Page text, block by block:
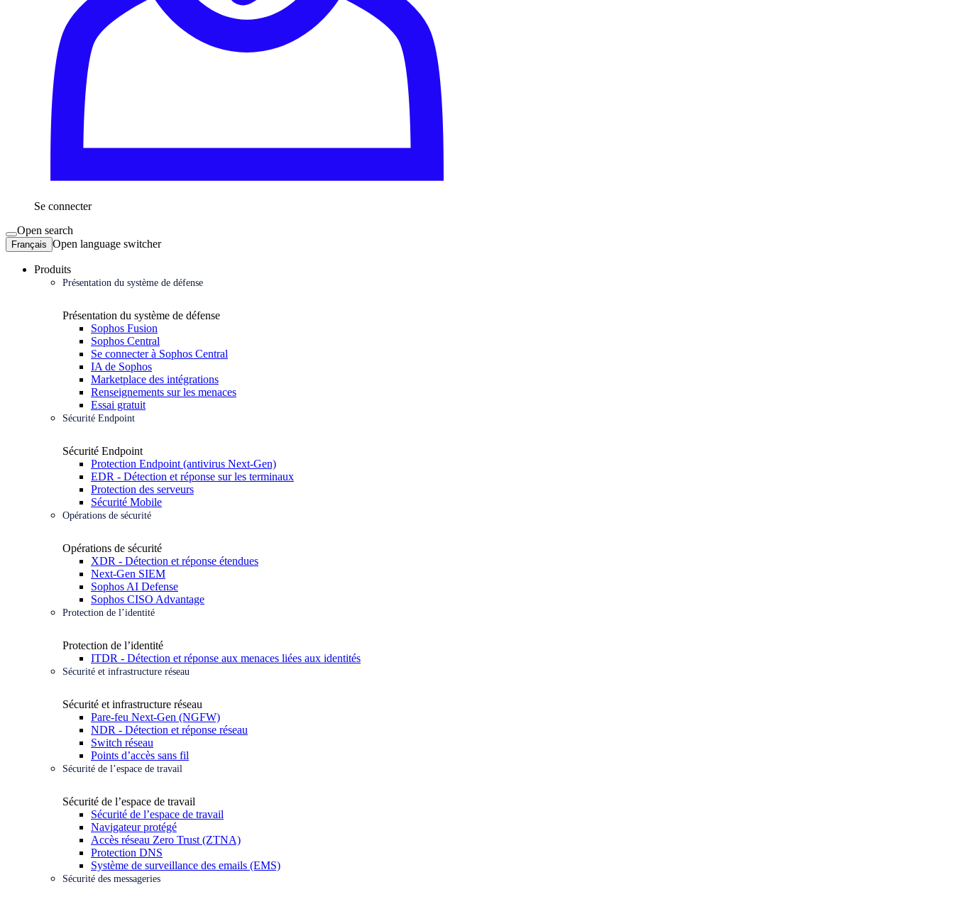
Se connecter
Open search
Français Open language switcher
Produits
Présentation du système de défense
Présentation du système de défense
Sophos Fusion
Sophos Central
Se connecter à Sophos Central
IA de Sophos
Marketplace des intégrations
Renseignements sur les menaces
Essai gratuit
Sécurité Endpoint
Sécurité Endpoint
Protection Endpoint (antivirus Next-Gen)
EDR - Détection et réponse sur les terminaux
Protection des serveurs
Sécurité Mobile
Opérations de sécurité
Opérations de sécurité
XDR - Détection et réponse étendues
Next-Gen SIEM
Sophos AI Defense
Sophos CISO Advantage
Protection de l’identité
Protection de l’identité
ITDR - Détection et réponse aux menaces liées aux identités
Sécurité et infrastructure réseau
Sécurité et infrastructure réseau
Pare-feu Next-Gen (NGFW)
NDR - Détection et réponse réseau
Switch réseau
Points d’accès sans fil
Sécurité de l’espace de travail
Sécurité de l’espace de travail
Sécurité de l’espace de travail
Navigateur protégé
Accès réseau Zero Trust (ZTNA)
Protection DNS
Système de surveillance des emails (EMS)
Sécurité des messageries